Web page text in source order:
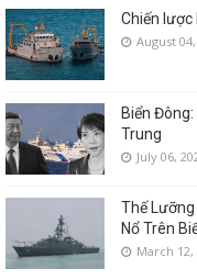
Chiến lược
August
Biển
Trung
July 06,
Thế Lưỡng
Nổ Trên
March 12,